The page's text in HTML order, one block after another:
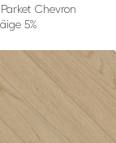
Chevron
5%